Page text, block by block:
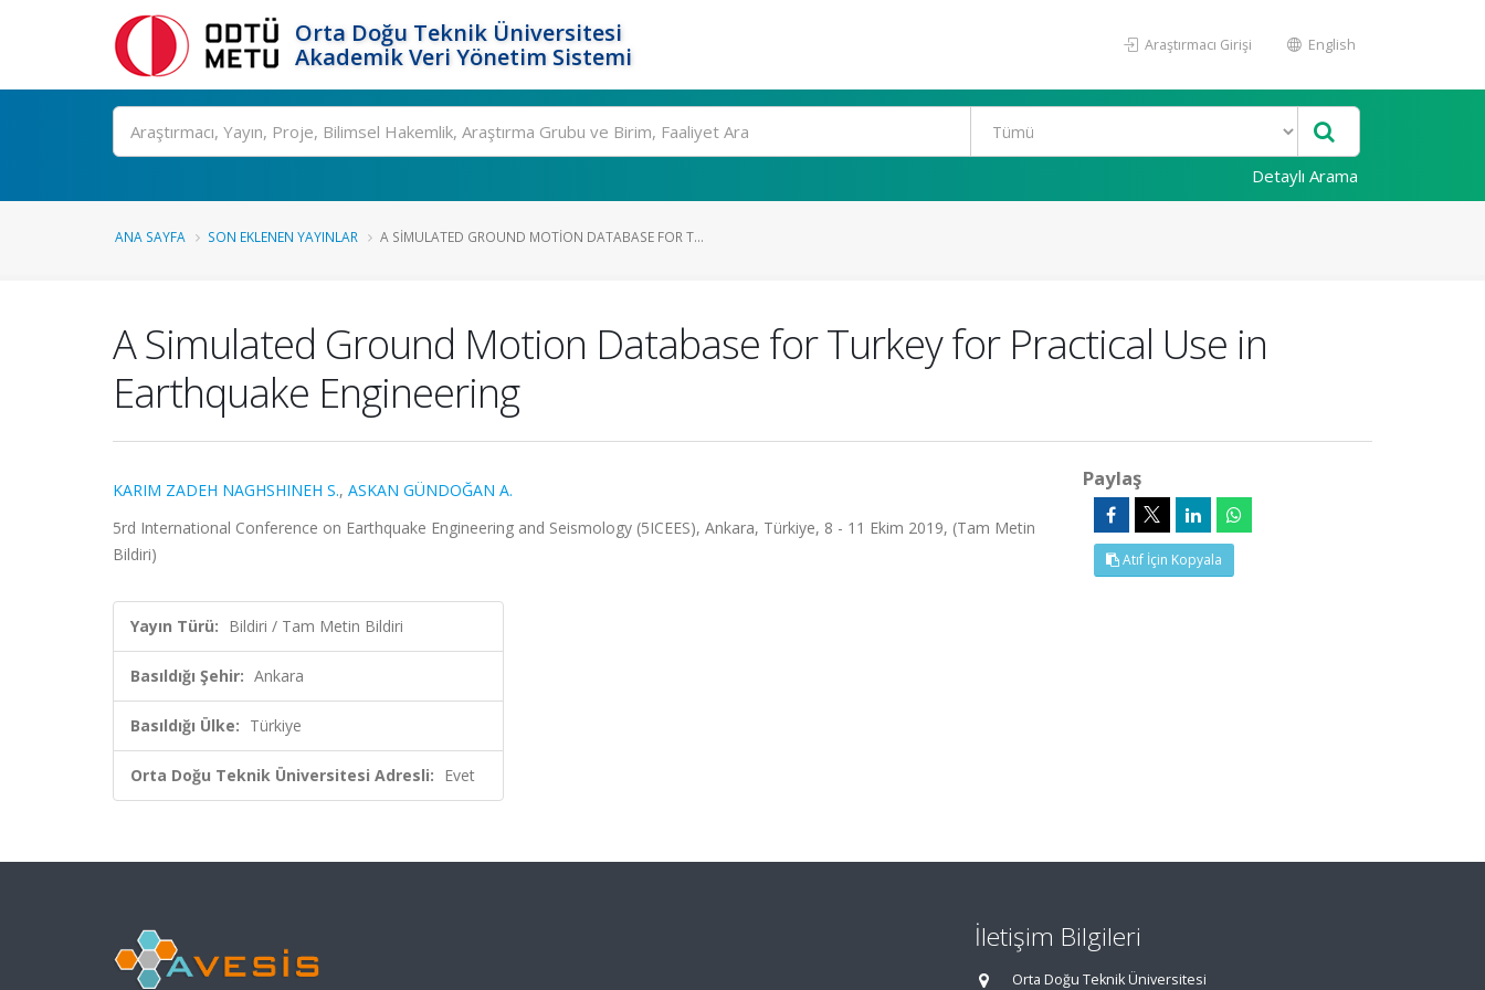
Orta Doğu Teknik Üniversitesi
Akademik Veri Yönetim Sistemi
Araştırmacı Girişi English
Ara
Detaylı Arama
ANA SAYFA SON EKLENEN YAYINLAR A SIMULATED GROUND MOTION DATABASE FOR T...
A Simulated Ground Motion Database for Turkey for Practical Use in
Earthquake Engineering
KARIM ZADEH NAGHSHINEH S., ASKAN GÜNDOĞAN A.
5rd International Conference on Earthquake Engineering and Seismology (5ICEES), Ankara, Türkiye, 8 - 11 Ekim 2019, (Tam Metin
Bildiri)
Yayın Türü: Bildiri / Tam Metin Bildiri
Basıldığı Şehir: Ankara
Basıldığı Ülke: Türkiye
Orta Doğu Teknik Üniversitesi Adresli: Evet
Paylaş
Atıf İçin Kopyala
İletişim Bilgileri
Orta Doğu Teknik Üniversitesi